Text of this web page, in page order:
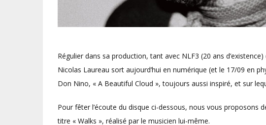
Régulier dans sa production, tant avec NLF3 (20 ans
Nicolas Laureau sort aujourd’hui en numérique (et le 17/09 en
Don Nino, « A Beautiful Cloud », toujours aussi inspiré, et sur
Pour fêter l’écoute du disque ci-dessous, nous vous proposons
titre « Walks », réalisé par le musicien lui-même.